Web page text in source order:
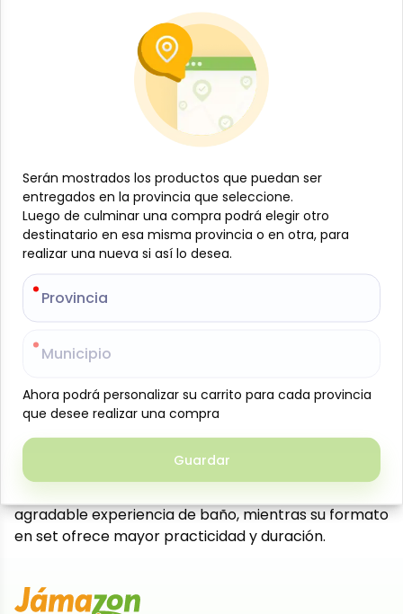
Set de jabones de tocador Neutro (3 x
$201
Especificaciones
-
El set de jabones de tocador Neutro Ibarra (3 x 125
g) está diseñado para brindar una limpieza suave y
eficaz, ideal para el uso diario de toda la familia. Su
fórmula de fragancia ligera y delicada ayuda a
mantener la piel limpia, fresca y confortable sin
irritaciones, siendo una excelente opción para pieles
agradable experiencia de baño, mientras su formato
en set ofrece mayor practicidad y duración.
Serán mostrados los productos que puedan ser
entregados en la provincia que seleccione.
Luego de culminar una compra podrá elegir otro
destinatario en esa misma provincia o en otra, para
realizar una nueva si así lo desea.
Provincia
Municipio
Ahora podrá personalizar su carrito para cada provincia
que desee realizar una compra
Guardar
Serán mostrados los productos que puedan ser
entregados en la provincia que seleccione.
Luego de culminar una compra podrá elegir otro
destinatario en esa misma provincia o en otra, para
realizar una nueva si así lo desea.
Provincia
Municipio
Ahora podrá personalizar su carrito para cada provincia
que desee realizar una compra
Guardar